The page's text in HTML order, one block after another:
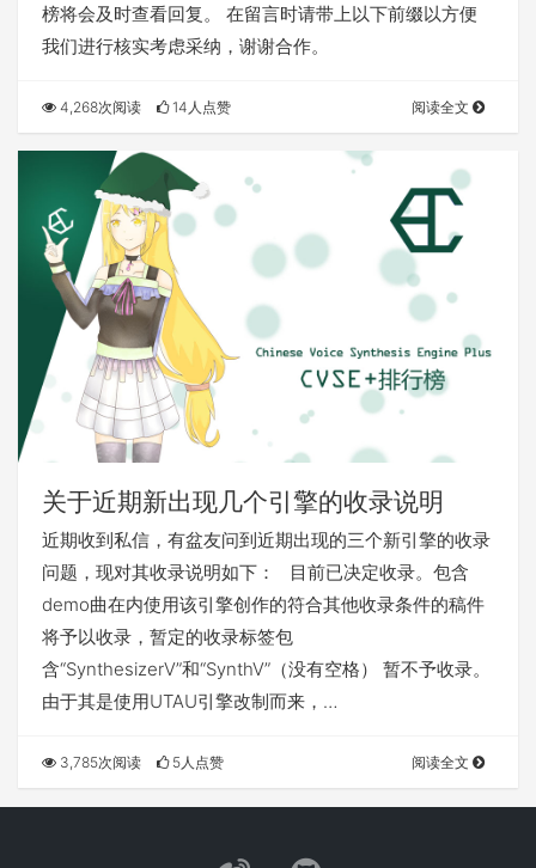
榜将会及时查看回复。 在留言时请带上以下前缀以方便
我们进行核实考虑采纳，谢谢合作。
4,268次阅读 14人点赞 阅读全文
关于近期新出现几个引擎的收录说明
近期收到私信，有盆友问到近期出现的三个新引擎的收录
问题，现对其收录说明如下： 目前已决定收录。包含
demo曲在内使用该引擎创作的符合其他收录条件的稿件
将予以收录，暂定的收录标签包
含“SynthesizerV”和“SynthV”（没有空格） 暂不予收录。
由于其是使用UTAU引擎改制而来，…
3,785次阅读 5人点赞 阅读全文